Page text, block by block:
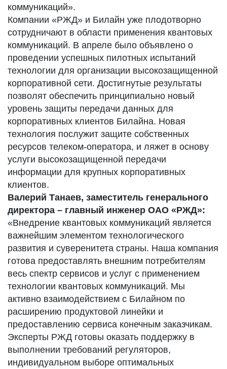
коммуникаций».
Компании «РЖД» и Билайн уже плодотворно
сотрудничают в области применения квантовых
коммуникаций. В апреле было объявлено о
проведении успешных пилотных испытаний
технологии для организации высокозащищенной
корпоративной сети. Достигнутые результаты
позволят обеспечить принципиально новый
уровень защиты передачи данных для
корпоративных клиентов Билайна. Новая
технология послужит защите собственных
ресурсов телеком-оператора, и ляжет в основу
услуги высокозащищенной передачи
информации для крупных корпоративных
клиентов.
Валерий Танаев, заместитель генерального
директора – главный инженер ОАО «РЖД»:
«Внедрение квантовых коммуникаций является
важнейшим элементом технологического
развития и суверенитета страны. Наша компания
готова предоставлять внешним потребителям
весь спектр сервисов и услуг с применением
технологии квантовых коммуникаций. Мы
активно взаимодействием с Билайном по
расширению продуктовой линейки и
предоставлению сервиса конечным заказчикам.
Эксперты РЖД готовы оказать поддержку в
выполнении требований регуляторов,
индивидуальном выборе оптимальных